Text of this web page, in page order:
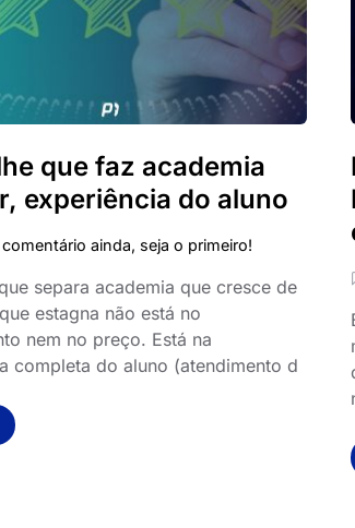
que faz academia
experiência do aluno
ainda, seja o primeiro!
separa academia que cresce de
estagna não está no
nem no preço. Está na
completa do aluno (atendimento d